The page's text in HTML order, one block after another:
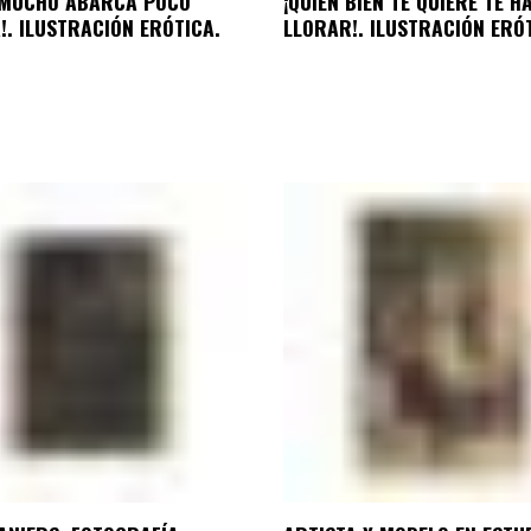
ILUSTRACIÓN ERÓTICA.
LLORAR!. ILUSTRACIÓN